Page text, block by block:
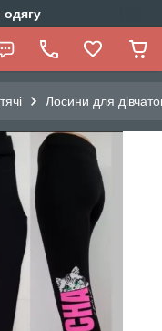
одягу
Лосини для